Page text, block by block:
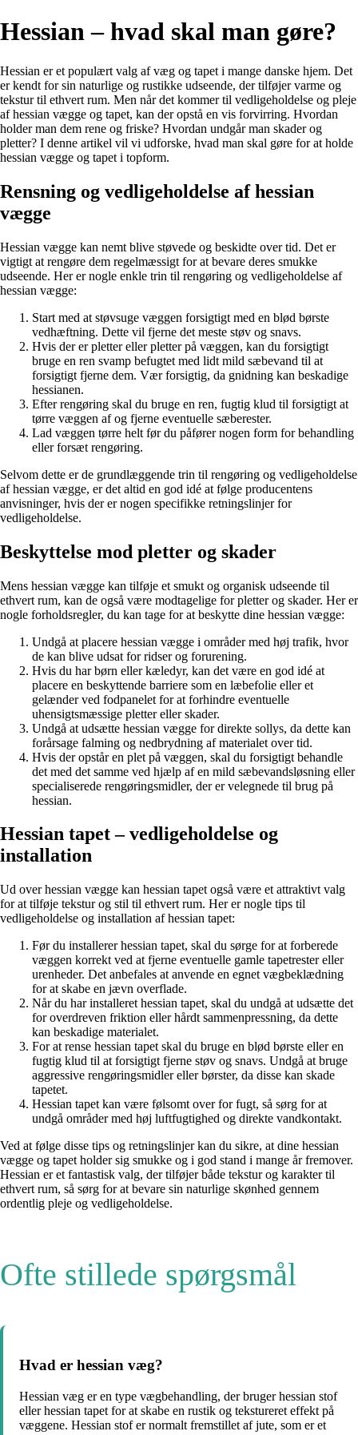
Hessian – hvad skal man gøre?
Hessian er et populært valg af væg og tapet i mange danske hjem. Det
er kendt for sin naturlige og rustikke udseende, der tilføjer varme og
tekstur til ethvert rum. Men når det kommer til vedligeholdelse og pleje
af hessian vægge og tapet, kan der opstå en vis forvirring. Hvordan
holder man dem rene og friske? Hvordan undgår man skader og
pletter? I denne artikel vil vi udforske, hvad man skal gøre for at holde
hessian vægge og tapet i topform.
Rensning og vedligeholdelse af hessian
vægge
Hessian vægge kan nemt blive støvede og beskidte over tid. Det er
vigtigt at rengøre dem regelmæssigt for at bevare deres smukke
udseende. Her er nogle enkle trin til rengøring og vedligeholdelse af
hessian vægge:
Start med at støvsuge væggen forsigtigt med en blød børste
vedhæftning. Dette vil fjerne det meste støv og snavs.
Hvis der er pletter eller pletter på væggen, kan du forsigtigt
bruge en ren svamp befugtet med lidt mild sæbevand til at
forsigtigt fjerne dem. Vær forsigtig, da gnidning kan beskadige
hessianen.
Efter rengøring skal du bruge en ren, fugtig klud til forsigtigt at
tørre væggen af og fjerne eventuelle sæberester.
Lad væggen tørre helt før du påfører nogen form for behandling
eller forsæt rengøring.
Selvom dette er de grundlæggende trin til rengøring og vedligeholdelse
af hessian vægge, er det altid en god idé at følge producentens
anvisninger, hvis der er nogen specifikke retningslinjer for
vedligeholdelse.
Beskyttelse mod pletter og skader
Mens hessian vægge kan tilføje et smukt og organisk udseende til
ethvert rum, kan de også være modtagelige for pletter og skader. Her er
nogle forholdsregler, du kan tage for at beskytte dine hessian vægge:
Undgå at placere hessian vægge i områder med høj trafik, hvor
de kan blive udsat for ridser og forurening.
Hvis du har børn eller kæledyr, kan det være en god idé at
placere en beskyttende barriere som en læbefolie eller et
gelænder ved fodpanelet for at forhindre eventuelle
uhensigtsmæssige pletter eller skader.
Undgå at udsætte hessian vægge for direkte sollys, da dette kan
forårsage falming og nedbrydning af materialet over tid.
Hvis der opstår en plet på væggen, skal du forsigtigt behandle
det med det samme ved hjælp af en mild sæbevandsløsning eller
specialiserede rengøringsmidler, der er velegnede til brug på
hessian.
Hessian tapet – vedligeholdelse og
installation
Ud over hessian vægge kan hessian tapet også være et attraktivt valg
for at tilføje tekstur og stil til ethvert rum. Her er nogle tips til
vedligeholdelse og installation af hessian tapet:
Før du installerer hessian tapet, skal du sørge for at forberede
væggen korrekt ved at fjerne eventuelle gamle tapetrester eller
urenheder. Det anbefales at anvende en egnet vægbeklædning
for at skabe en jævn overflade.
Når du har installeret hessian tapet, skal du undgå at udsætte det
for overdreven friktion eller hårdt sammenpressning, da dette
kan beskadige materialet.
For at rense hessian tapet skal du bruge en blød børste eller en
fugtig klud til at forsigtigt fjerne støv og snavs. Undgå at bruge
aggressive rengøringsmidler eller børster, da disse kan skade
tapetet.
Hessian tapet kan være følsomt over for fugt, så sørg for at
undgå områder med høj luftfugtighed og direkte vandkontakt.
Ved at følge disse tips og retningslinjer kan du sikre, at dine hessian
vægge og tapet holder sig smukke og i god stand i mange år fremover.
Hessian er et fantastisk valg, der tilføjer både tekstur og karakter til
ethvert rum, så sørg for at bevare sin naturlige skønhed gennem
ordentlig pleje og vedligeholdelse.
Ofte stillede spørgsmål
Hvad er hessian væg?
Hessian væg er en type vægbehandling, der bruger hessian stof
eller hessian tapet for at skabe en rustik og tekstureret effekt på
væggene. Hessian stof er normalt fremstillet af jute, som er et